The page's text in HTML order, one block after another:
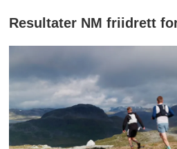
Resultater NM friidrett